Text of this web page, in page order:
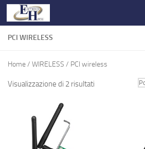
Salta al contenuto
PCI WIRELESS
Home/ WIRELESS / PCI wireless
Visualizzazione di 2 risultati